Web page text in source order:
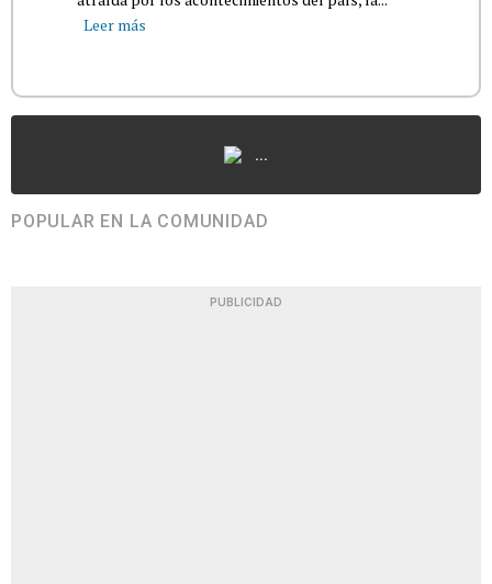
Leer más
...
POPULAR EN LA COMUNIDAD
PUBLICIDAD